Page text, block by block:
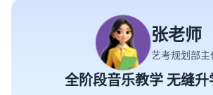
张老师
艺考规划部主
全阶段音乐教学 无缝升